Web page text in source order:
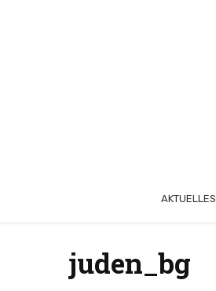
AKTUELLES
juden_bg